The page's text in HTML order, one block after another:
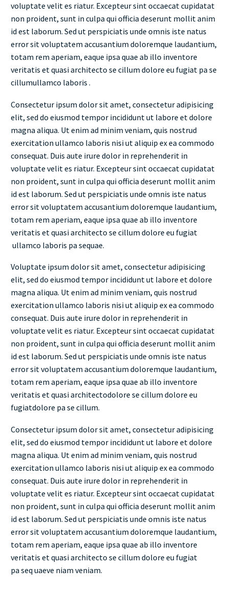
voluptate velit es riatur. Excepteur sint occaecat cupidatat
non proident, sunt in culpa qui officia deserunt mollit anim
id est laborum. Sed ut perspiciatis unde omnis iste natus
error sit voluptatem accusantium doloremque laudantium,
totam rem aperiam, eaque ipsa quae ab illo inventore
veritatis et quasi architecto se cillum dolore eu fugiat pa se
cillumullamco laboris .
Consectetur ipsum dolor sit amet, consectetur adipisicing
elit, sed do eiusmod tempor incididunt ut labore et dolore
magna aliqua. Ut enim ad minim veniam, quis nostrud
exercitation ullamco laboris nisi ut aliquip ex ea commodo
consequat. Duis aute irure dolor in reprehenderit in
voluptate velit es riatur. Excepteur sint occaecat cupidatat
non proident, sunt in culpa qui officia deserunt mollit anim
id est laborum. Sed ut perspiciatis unde omnis iste natus
error sit voluptatem accusantium doloremque laudantium,
totam rem aperiam, eaque ipsa quae ab illo inventore
veritatis et quasi architecto se cillum dolore eu fugiat
ullamco laboris pa sequae.
Voluptate ipsum dolor sit amet, consectetur adipisicing
elit, sed do eiusmod tempor incididunt ut labore et dolore
magna aliqua. Ut enim ad minim veniam, quis nostrud
exercitation ullamco laboris nisi ut aliquip ex ea commodo
consequat. Duis aute irure dolor in reprehenderit in
voluptate velit es riatur. Excepteur sint occaecat cupidatat
non proident, sunt in culpa qui officia deserunt mollit anim
id est laborum. Sed ut perspiciatis unde omnis iste natus
error sit voluptatem accusantium doloremque laudantium,
totam rem aperiam, eaque ipsa quae ab illo inventore
veritatis et quasi architectodolore se cillum dolore eu
fugiatdolore pa se cillum.
Consectetur ipsum dolor sit amet, consectetur adipisicing
elit, sed do eiusmod tempor incididunt ut labore et dolore
magna aliqua. Ut enim ad minim veniam, quis nostrud
exercitation ullamco laboris nisi ut aliquip ex ea commodo
consequat. Duis aute irure dolor in reprehenderit in
voluptate velit es riatur. Excepteur sint occaecat cupidatat
non proident, sunt in culpa qui officia deserunt mollit anim
id est laborum. Sed ut perspiciatis unde omnis iste natus
error sit voluptatem accusantium doloremque laudantium,
totam rem aperiam, eaque ipsa quae ab illo inventore
veritatis et quasi architecto se cillum dolore eu fugiat
pa seq uaeve niam veniam.